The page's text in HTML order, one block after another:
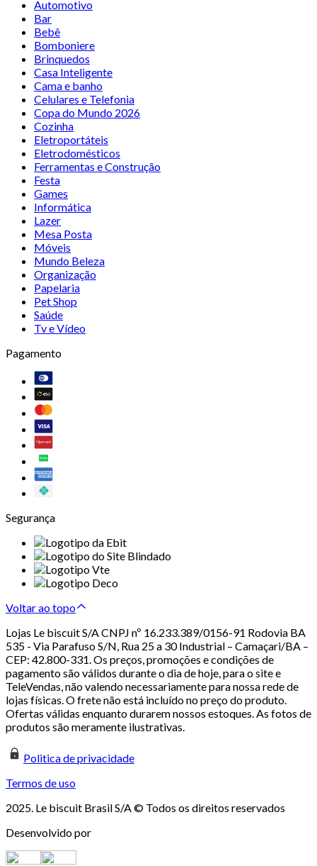
Automotivo
Bar
Bebê
Bomboniere
Brinquedos
Casa Inteligente
Cama e banho
Celulares e Telefonia
Copa do Mundo 2026
Cozinha
Eletroportáteis
Eletrodomésticos
Ferramentas e Construção
Festa
Games
Informática
Lazer
Mesa Posta
Móveis
Mundo Beleza
Organização
Papelaria
Pet Shop
Saúde
Tv e Vídeo
Pagamento
Segurança
Voltar ao topo
Lojas Le biscuit S/A CNPJ nº 16.233.389/0156-91 Rodovia BA
535 - Via Parafuso S/N, Rua 25 a 30 Industrial – Camaçari/BA –
CEP: 42.800-331. Os preços, promoções e condições de
pagamento são válidos durante o dia de hoje, para o site e
TeleVendas, não valendo necessariamente para nossa rede de
lojas físicas. O frete não está incluído no preço do produto.
Ofertas válidas enquanto durarem nossos estoques. As fotos de
produtos são meramente ilustrativas.
Politica de privacidade
Termos de uso
2025. Le biscuit Brasil S/A © Todos os direitos reservados
Desenvolvido por